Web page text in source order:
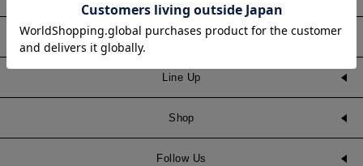
Information
Line Up
Shop
Follow Us